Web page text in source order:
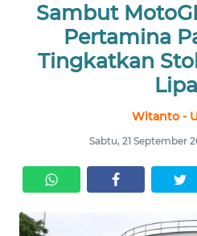
Sambut
Pertamina
Tingkatkan
Witanto -
Sabtu, 21 September
UTAMA
NUSANTARA
SERBI
OPINI